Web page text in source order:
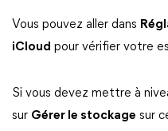
Vous pouvez aller dans
iCloud pour vérifier votre
Si vous devez mettre à
sur Gérer le stockage sur